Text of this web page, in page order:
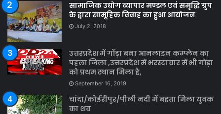
सामाजिक उद्योग व्यापार मण्डल एवं समृद्धि ग्रुप
के द्वारा सामूहिक विवाह का हुआ आयोजन
July 2, 2018
उत्तरप्रदेश में गोंड़ा बना आनलाइन कम्प्लेन का
पहला जिला ,उत्तरप्रदेश में भरस्टाचार में भी गोंड़ा
को प्रथम स्थान मिला है,
September 16, 2019
चांदा/कोईरीपुर/पीली नदी में बहता मिला युवक
का शव